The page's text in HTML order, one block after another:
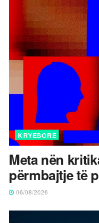
KRYESORE
Meta nën
përmbajtje të
06/08/2026